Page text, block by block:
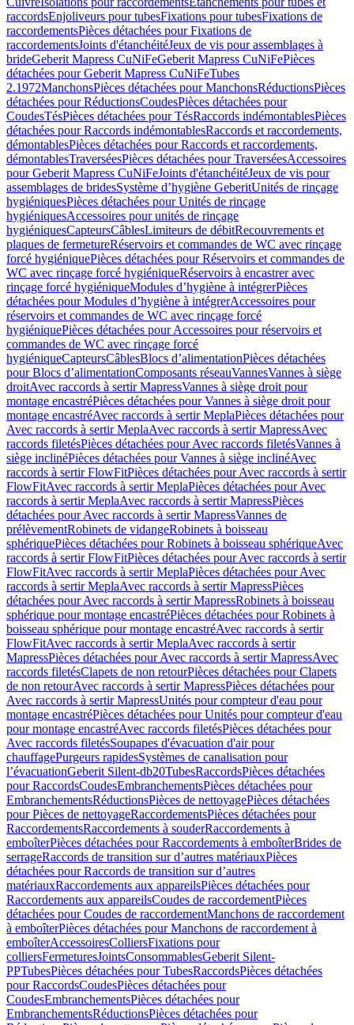
raccordsEnjoliveurs pour tubesFixations pour tubesFixations de
raccordementsPièces détachées pour Fixations de
raccordementsJoints d'étanchéitéJeux de vis pour assemblages à
brideGeberit Mapress CuNiFeGeberit Mapress CuNiFePièces
détachées pour Geberit Mapress CuNiFeTubes
2.1972ManchonsPièces détachées pour ManchonsRéductionsPièces
détachées pour RéductionsCoudesPièces détachées pour
CoudesTésPièces détachées pour TésRaccords indémontablesPièces
détachées pour Raccords indémontablesRaccords et raccordements,
démontablesPièces détachées pour Raccords et raccordements,
démontablesTraverséesPièces détachées pour TraverséesAccessoires
pour Geberit Mapress CuNiFeJoints d'étanchéitéJeux de vis pour
assemblages de bridesSystème d’hygiène GeberitUnités de rinçage
hygiéniquesPièces détachées pour Unités de rinçage
hygiéniquesAccessoires pour unités de rinçage
hygiéniquesCapteursCâblesLimiteurs de débitRecouvrements et
plaques de fermetureRéservoirs et commandes de WC avec rinçage
forcé hygiéniquePièces détachées pour Réservoirs et commandes de
WC avec rinçage forcé hygiéniqueRéservoirs à encastrer avec
rinçage forcé hygiéniqueModules d’hygiène à intégrerPièces
détachées pour Modules d’hygiène à intégrerAccessoires pour
réservoirs et commandes de WC avec rinçage forcé
hygiéniquePièces détachées pour Accessoires pour réservoirs et
commandes de WC avec rinçage forcé
hygiéniqueCapteursCâblesBlocs d’alimentationPièces détachées
pour Blocs d’alimentationComposants réseauVannesVannes à siège
droitAvec raccords à sertir MapressVannes à siège droit pour
montage encastréPièces détachées pour Vannes à siège droit pour
montage encastréAvec raccords à sertir MeplaPièces détachées pour
Avec raccords à sertir MeplaAvec raccords à sertir MapressAvec
raccords filetésPièces détachées pour Avec raccords filetésVannes à
siège inclinéPièces détachées pour Vannes à siège inclinéAvec
raccords à sertir FlowFitPièces détachées pour Avec raccords à sertir
FlowFitAvec raccords à sertir MeplaPièces détachées pour Avec
raccords à sertir MeplaAvec raccords à sertir MapressPièces
détachées pour Avec raccords à sertir MapressVannes de
prélèvementRobinets de vidangeRobinets à boisseau
sphériquePièces détachées pour Robinets à boisseau sphériqueAvec
raccords à sertir FlowFitPièces détachées pour Avec raccords à sertir
FlowFitAvec raccords à sertir MeplaPièces détachées pour Avec
raccords à sertir MeplaAvec raccords à sertir MapressPièces
détachées pour Avec raccords à sertir MapressRobinets à boisseau
sphérique pour montage encastréPièces détachées pour Robinets à
boisseau sphérique pour montage encastréAvec raccords à sertir
FlowFitAvec raccords à sertir MeplaAvec raccords à sertir
MapressPièces détachées pour Avec raccords à sertir MapressAvec
raccords filetésClapets de non retourPièces détachées pour Clapets
de non retourAvec raccords à sertir MapressPièces détachées pour
Avec raccords à sertir MapressUnités pour compteur d'eau pour
montage encastréPièces détachées pour Unités pour compteur d'eau
pour montage encastréAvec raccords filetésPièces détachées pour
Avec raccords filetésSoupapes d'évacuation d'air pour
chauffagePurgeurs rapidesSystèmes de canalisation pour
l’évacuationGeberit Silent-db20TubesRaccordsPièces détachées
pour RaccordsCoudesEmbranchementsPièces détachées pour
EmbranchementsRéductionsPièces de nettoyagePièces détachées
pour Pièces de nettoyageRaccordementsPièces détachées pour
RaccordementsRaccordements à souderRaccordements à
emboîterPièces détachées pour Raccordements à emboîterBrides de
serrageRaccords de transition sur d’autres matériauxPièces
détachées pour Raccords de transition sur d’autres
matériauxRaccordements aux appareilsPièces détachées pour
Raccordements aux appareilsCoudes de raccordementPièces
détachées pour Coudes de raccordementManchons de raccordement
à emboîterPièces détachées pour Manchons de raccordement à
emboîterAccessoiresColliersFixations pour
colliersFermeturesJointsConsommablesGeberit Silent-
PPTubesPièces détachées pour TubesRaccordsPièces détachées
pour RaccordsCoudesPièces détachées pour
CoudesEmbranchementsPièces détachées pour
EmbranchementsRéductionsPièces détachées pour